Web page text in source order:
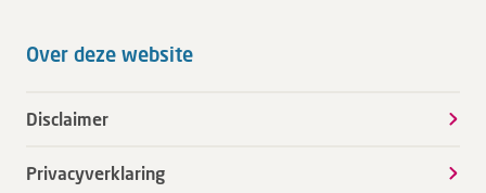
Over deze website
Disclaimer
Privacyverklaring